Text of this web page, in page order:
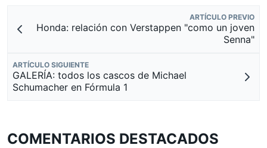
ARTÍCULO PREVIO
Honda: relación con Verstappen "como un joven
Senna"
ARTÍCULO SIGUIENTE
GALERÍA: todos los cascos de Michael
Schumacher en Fórmula 1
COMENTARIOS DESTACADOS